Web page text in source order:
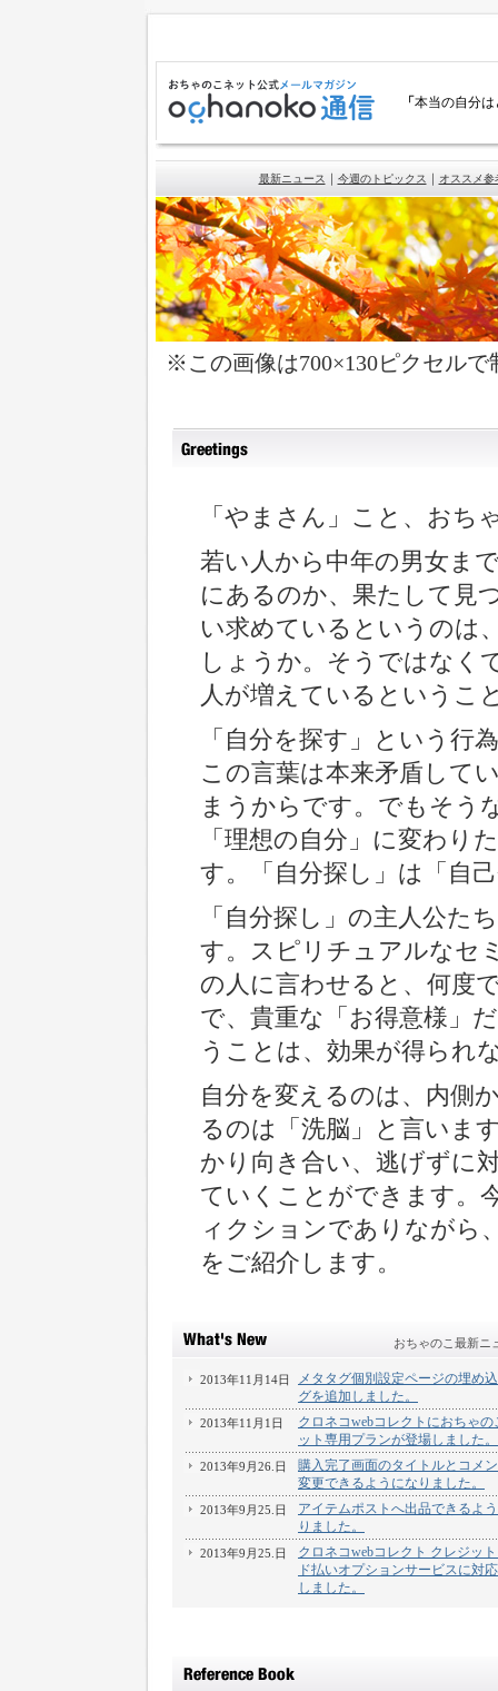
「 本当の自分
最新ニュース ｜ 今週のトピックス ｜ オススメ参
※この画像は700×130ピクセル
「やまさん」こと、おち
若い人から中年の男女ま
にあるのか、果たして見
い求めているというのは
しょうか。そうではなく
人が増えているというこ
「自分を探す」という行
この言葉は本来矛盾して
まうからです。でもそう
「理想の自分」に変わり
す。「自分探し」は「自
「自分探し」の主人公た
す。スピリチュアルなセ
の人に言わせると、何度
で、貴重な「お得意様」
うことは、効果が得られ
自分を変えるのは、内側
るのは「洗脳」と言いま
かり向き合い、逃げずに
ていくことができます。
ィクションでありながら
をご紹介します。
おちゃのこ最新ニ
2013年11月14日
メタタグ個別設定ページの埋め
グを追加しました。
2013年11月1日
クロネコwebコレクトにおちゃの
ット専用プランが登場しました。
2013年9月26.日
購入完了画面のタイトルとコメ
変更できるようになりました。
2013年9月25.日
アイテムポストへ出品できるよ
りました。
2013年9月25.日
クロネコwebコレクト クレジッ
ド払いオプションサービスに対
しました。